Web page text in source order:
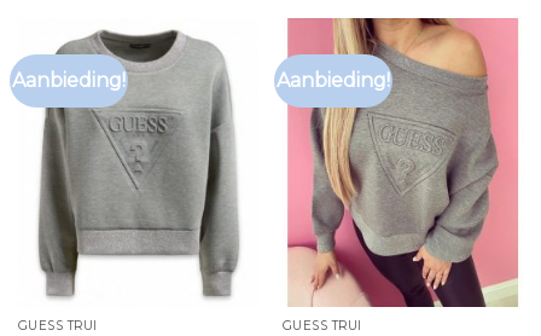
Aanbieding!
GUESS TRUI
Aanbieding!
GUESS TRUI